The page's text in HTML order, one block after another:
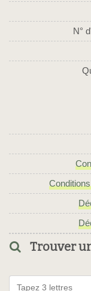
N°
Trouver